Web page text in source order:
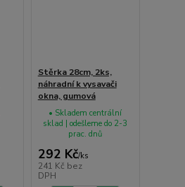
Stěrka 28cm, 2ks,
náhradní k vysavači
okna, gumová
292 Kč/ks
241 Kč bez
DPH
• Skladem centrální
sklad | odešleme do 2-3
prac. dnů